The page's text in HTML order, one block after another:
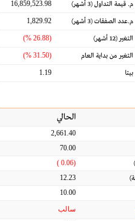
م. قيمة التداول(3 أشهر) 16,859,523.98
م.عدد الصفقات(3 أشهر) 1,829.92
التغير(12 أشهر) (26.88 %)
التغير من بداية العام (31.50 %)
بيتا 1.19
الحالي
2,661.40
70.00
(0.06 )
12.23
10.00
سالب